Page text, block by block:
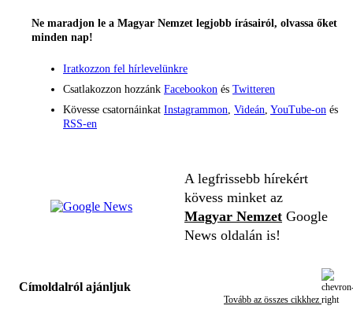
Ne maradjon le a Magyar Nemzet legjobb írásairól, olvassa őket
minden nap!
Iratkozzon fel hírlevelünkre
Csatlakozzon hozzánk Facebookon és Twitteren
Kövesse csatornáinkat Instagrammon Videán YouTube-on és
RSS-en
A legfrissebb hírekért
kövess minket az
Magyar Nemzet Google
News oldalán is!
Címoldalról ajánljuk
Tovább az összes cikkhez